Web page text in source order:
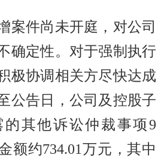
案件尚未开庭，对公司
确定性。对于强制执行
极协调相关方尽快达成
公告日，公司及控股子
其他诉讼仲裁事项9
额约734.01万元，其中